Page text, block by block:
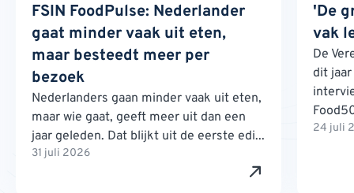
FSIN FoodPulse: Nederlander
gaat minder vaak uit eten,
maar besteedt meer per
bezoek
Nederlanders gaan minder vaak uit eten,
maar wie gaat, geeft meer uit dan een
jaar geleden. Dat blijkt uit de eerste edi...
31 juli 2026
'De
vak
De
dit
24 juli